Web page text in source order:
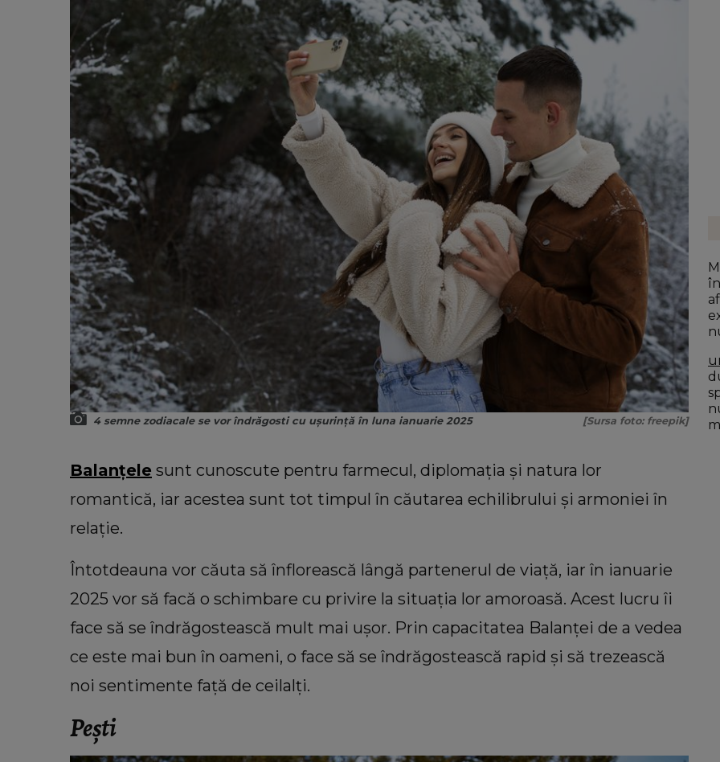
4 semne zodiacale se vor îndrăgosti cu ușurință în luna ianuarie 2025 [Sursa foto: freepik]
Balanțele sunt cunoscute pentru farmecul, diplomația și natura lor
romantică, iar acestea sunt tot timpul în căutarea echilibrului și armoniei în
relație.
Întotdeauna vor căuta să înflorească lângă partenerul de viață, iar în ianuarie
2025 vor să facă o schimbare cu privire la situația lor amoroasă. Acest lucru îi
face să se îndrăgostească mult mai ușor. Prin capacitatea Balanței de a vedea
ce este mai bun în oameni, o face să se îndrăgostească rapid și să trezească
noi sentimente față de ceilalți.
Pești